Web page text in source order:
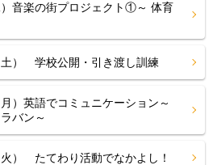
音楽の街プロジェクト①～ 体育
） 学校公開・引き渡し訓練
）英語でコミュニケーション～
バン～
） たてわり活動でなかよし！